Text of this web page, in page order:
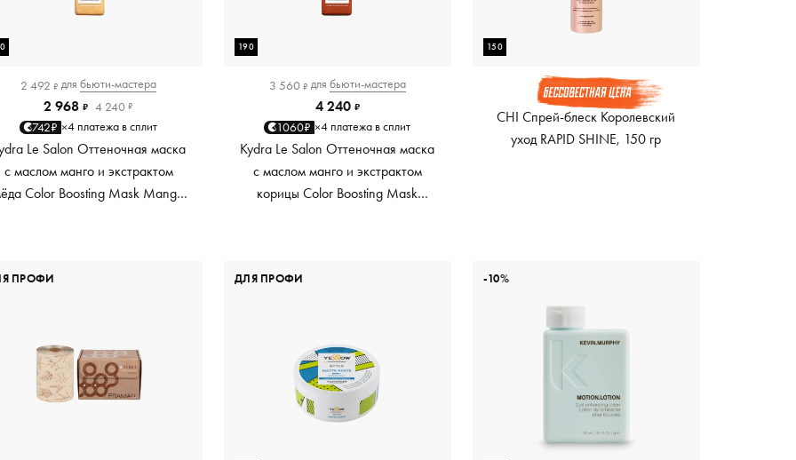
2 492 ₽ для бьюти-мастера
2 968 ₽ 4 240 ₽
742₽ ×4 платежа в сплит
Le Salon Оттеночная маска
с маслом манго и экстрактом
Color Boosting Mask Mango
190
3 560 ₽ для бьюти-мастера
4 240 ₽
1060₽ ×4 платежа в сплит
Kydra Le Salon Оттеночная маска
с маслом манго и экстрактом
корицы Color Boosting Mask
150
CHI Спрей-блеск Королевский
уход RAPID SHINE, 150 гр
ПРОФИ ДЛЯ ПРОФИ -10%